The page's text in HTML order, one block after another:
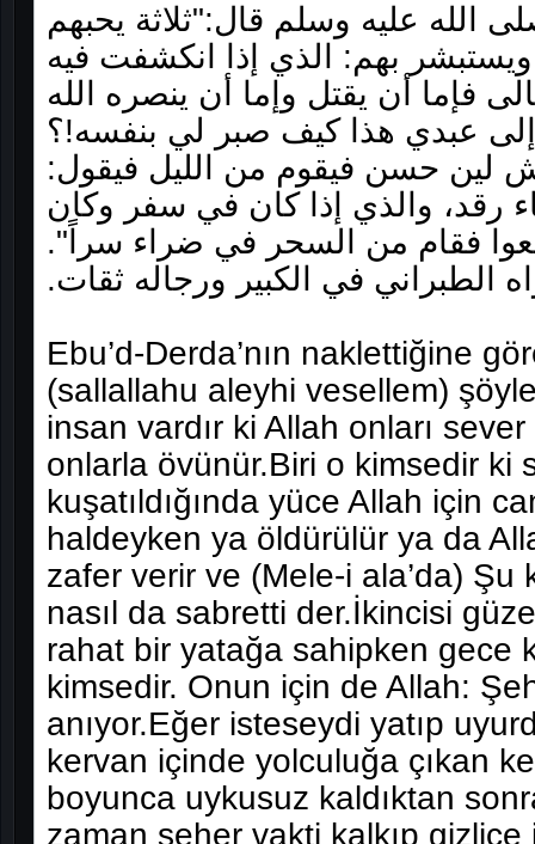
الله عليه وسلم قال‏:‏"‏ثلاثة يحبهم
بهم‏:‏ الذي إذا انكشفت فيه
فإما أن يقتل وإما أن ينصره الله
إلى عبدي هذا كيف صبر لي بنفسه‏!‏‏؟‏
لين حسن فيقوم من الليل فيقول‏:‏
رقد، والذي إذا كان في سفر وكان
فقام من السحر في ضراء سراً‏"‏‏.‏
الطبراني في الكبير ورجاله ثقات‏.‏
Ebu’d-Derda’nın naklettiğine
(sallallahu aleyhi vesellem)
insan vardır ki Allah onları
onlarla övünür.Biri o kimsedir ki
kuşatıldığında yüce Allah için
haldeyken ya öldürülür ya da
zafer verir ve (Mele-i ala’da) Şu
nasıl da sabretti der.İkincisi
rahat bir yatağa sahipken gece
kimsedir. Onun için de Allah:
anıyor.Eğer isteseydi yatıp
kervan içinde yolculuğa çıkan
boyunca uykusuz kaldıktan
zaman seher vakti kalkıp